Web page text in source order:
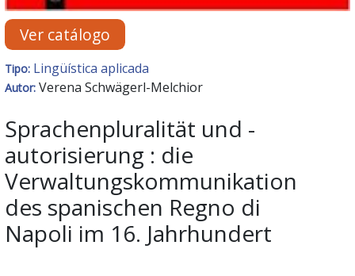
Ver catálogo
Tipo: Lingüística aplicada
Autor: Verena Schwägerl-Melchior
Sprachenpluralität und -
autorisierung : die
Verwaltungskommunikation
des spanischen Regno di
Napoli im 16. Jahrhundert